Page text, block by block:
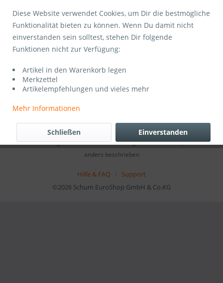
Service Hotline
Shop Service
* Alle Preise inkl. gesetzl. Mehrwertsteuer zzgl.Versandkosten, wenn nicht
anders beschrieben
Hilfe & FAQ
Support
©2026 Schum EuroShop GmbH & Co.KG
Diese Website verwendet Cookies, um Dir die bestmögliche
Funktionalität bieten zu können. Wenn Du damit nicht
einverstanden sein solltest, stehen Dir folgende
Funktionen nicht zur Verfügung:
Artikel in den Warenkorb legen
Merkzettel
Artikelempfehlungen und vieles mehr
Mehr Informationen
Einverstanden
Schließen